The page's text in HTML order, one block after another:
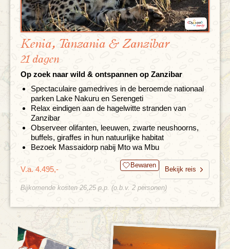
Kenia, Tanzania & Zanzibar
21 dagen
Op zoek naar wild & ontspannen op Zanzibar
Spectaculaire gamedrives in de beroemde nationaal
parken Lake Nakuru en Serengeti
Relax eindigen aan de hagelwitte stranden van
Zanzibar
Observeer olifanten, leeuwen, zwarte neushoorns,
buffels, giraffes in hun natuurlijke habitat
Bezoek Massaidorp nabij Mto wa Mbu
V.a. 4.495,- Bewaren
Bekijk reis
Bijkomende kosten 26,25 p.p. (o.b.v. 2 personen)